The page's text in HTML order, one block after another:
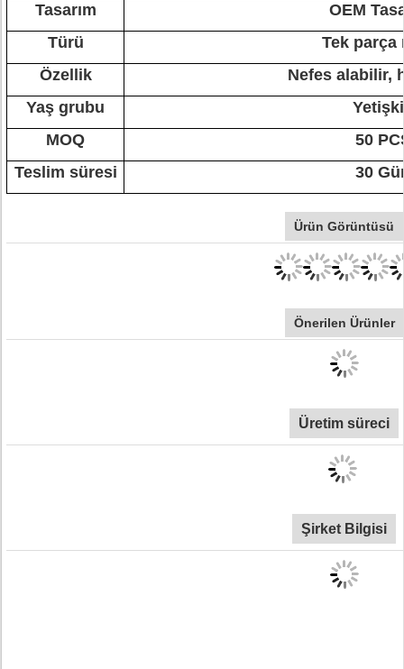
Tasarım
OEM
Türü
Tek parça
Özellik
Nefes alabilir,
Yaş grubu
MOQ
50
Teslim süresi
30
Ürün Görüntüsü
Önerilen Ürünler
Üretim süreci
Şirket Bilgisi